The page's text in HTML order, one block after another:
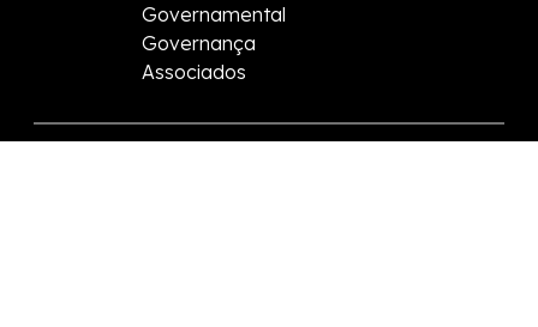
Governamental
Governança
Associados